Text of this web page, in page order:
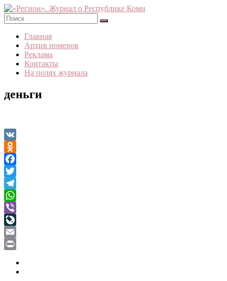
Skip
to
content
«Регион».
Журнал
Республике
Коми
Главная
Архив номеров
Реклама
Контакты
На полях журнала
деньги
VK
Odnoklassniki
Facebook
Twitter
Telegram
WhatsApp
Viber
LiveJournal
Email